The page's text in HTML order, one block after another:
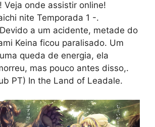
Veja onde assistir online!
nite Temporada 1 -.
a um acidente, metade do
Keina ficou paralisado. Um
queda de energia, ela
mas pouco antes disso,.
PT) In the Land of Leadale.